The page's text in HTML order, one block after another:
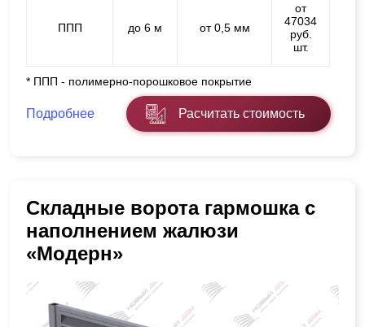
ППП до 6 м от 0,5 мм
от
47034
руб.
шт.
* ППП - полимерно-порошковое покрытие
Подробнее Расчитать стоимость
Складные ворота гармошка с
наполнением жалюзи
«Модерн»